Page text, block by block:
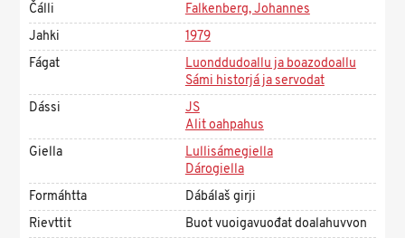
Čálli
Falkenberg, Johannes
Jahki
1979
Fágat
Luonddudoallu ja boazodoallu
Sámi historjá ja servodat
Dássi
JS
Alit oahpahus
Giella
Lullisámegiella
Dárogiella
Formáhtta
Dábálaš girji
Rievttit
Buot vuoigavuođat doalahuvvon